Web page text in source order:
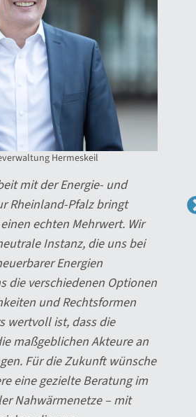
Wittlich-Land
mit der Energie- und
Rheinland-Pfalz war für uns
Beim Aufbau des
Binsfeld hat sie uns von der
Planung mit wertvollen
und praktischer
auf diese Expertise
bei den
der Wärmewende und bei
Wir freuen uns darauf, die
weiter